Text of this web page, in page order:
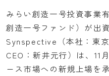
みらい創造一号投資事業
創造一号ファンド）が出
Synspective（本社：東
CEO：新井元行）は、11
ース市場への新規上場を